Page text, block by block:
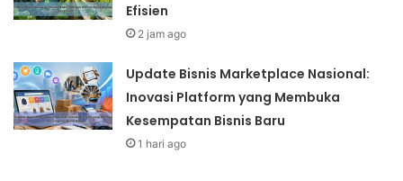
Efisien
2 jam ago
Update Bisnis Marketplace Nasional:
Inovasi Platform yang Membuka
Kesempatan Bisnis Baru
1 hari ago